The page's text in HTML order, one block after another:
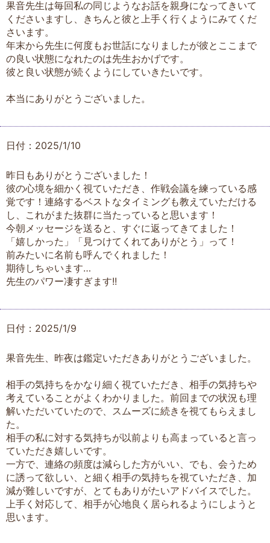
果音先生は毎回私の同じようなお話を親身になってきいて
くださいますし、きちんと彼と上手く行くようにみてくだ
さいます。
年末から先生に何度もお世話になりましたが彼とここまで
の良い状態になれたのは先生おかげです。
彼と良い状態が続くようにしていきたいです。
本当にありがとうございました。
日付：2025/1/10
昨日もありがとうございました！
彼の心境を細かく視ていただき、作戦会議を練っている感
覚です！連絡するベストなタイミングも教えていただける
し、これがまた抜群に当たっていると思います！
今朝メッセージを送ると、すぐに返ってきてました！
「嬉しかった」「見つけてくれてありがとう」って！
前みたいに名前も呼んでくれました！
期待しちゃいます…
先生のパワー凄すぎます!!
日付：2025/1/9
果音先生、昨夜は鑑定いただきありがとうございました。
相手の気持ちをかなり細く視ていただき、相手の気持ちや
考えていることがよくわかりました。前回までの状況も理
解いただいていたので、スムーズに続きを視てもらえまし
た。
相手の私に対する気持ちが以前よりも高まっていると言っ
ていただき嬉しいです。
一方で、連絡の頻度は減らした方がいい、でも、会うため
に誘って欲しい、と細く相手の気持ちを視ていただき、加
減が難しいですが、とてもありがたいアドバイスでした。
上手く対応して、相手が心地良く居られるようにしようと
思います。